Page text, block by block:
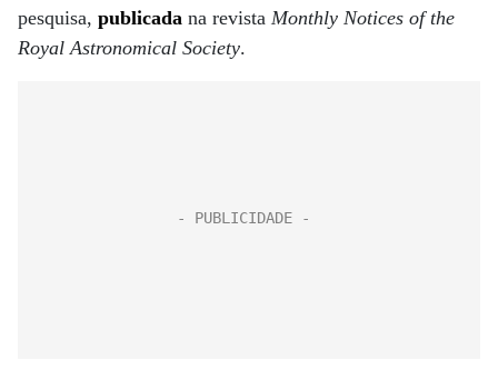
pesquisa, publicada na revista Monthly Notices of the
Royal Astronomical Society.